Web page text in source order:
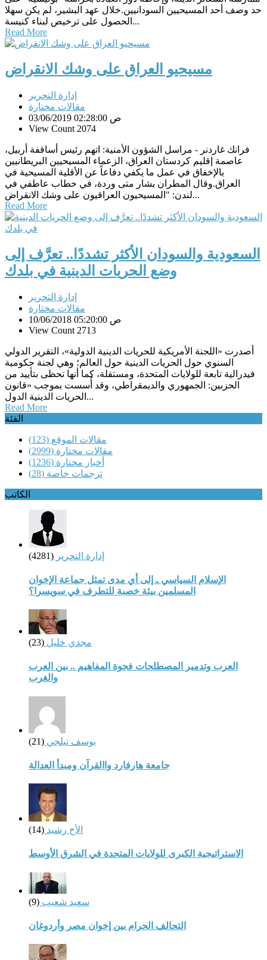
حد وصف أحد المسيحيين السودانيين.خلال عهد البشير، لم يكن سهلا
الحصول على ترخيص لبناء كنيسة...
Read More
مسيحيو العراق على وشك الانقراض
إدارة التحرير
مقالات مختارة
03/06/2019 02:28:00 ص
View Count 2074
فرانك غاردنر - مراسل الشؤون الأمنية: اتهم رئيس أساقفة أربيل،
عاصمة إقليم كردستان العراق، الزعماء المسيحيين البريطانيين
بالإخفاق في عمل ما يكفي دفاعاً عن الأقلية المسيحية في
العراق.وقال المطران بشار متى وردة، في خطاب عاطفي في
لندن: "المسيحيون العراقيون على وشك الانقراض...
Read More
السعودية والسودان الأكثر تشددًا.. تعرَّف إلى
وضع الحريات الدينية في بلدك
إدارة التحرير
مقالات مختارة
10/06/2018 05:20:00 ص
View Count 2713
أصدرت «اللجنة الأمريكية للحريات الدينية الدولية»، التقرير الدولي
السنوي حول الحريات الدينية حول العالم؛ وهي لجنة حكومية
فيدرالية تابعة للولايات المتحدة، ومستقلة، كما أنها تحظى بتأييد من
الحزبين: الجمهوري والديمقراطي، وقد أُسست بموجب «قانون
الحريات الدينية الدول...
Read More
الفئة
مقالات الموقع (123)
مقالات مختارة (2999)
أخبار مختارة (1236)
ترجمات خاصة (28)
الكاتب
إدارة التحرير (4281)
الإسلام السياسي ـ إلى أي مدى تمثل جماعة الإخوان
المسلمين بيئة خصبة للتطرف في سويسرا؟
مجدي خليل (23)
العرب وتدمير المصطلحات فجوة المفاهيم .. بين العرب
والغرب
يوسف تيلجي (21)
جامعة هارفارد واالقرآن ومبدأ العدالة
الأخ رشيد (14)
الاستراتيجية الكبرى للولايات المتحدة في الشرق الأوسط
سعيد شعيب (9)
التحالف الحرام بين إخوان مصر وأردوغان